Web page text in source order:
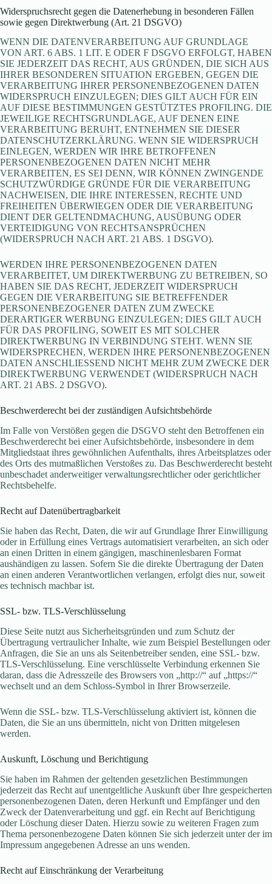
Widerspruchsrecht gegen die Datenerhebung in besonderen Fällen
sowie gegen Direktwerbung (Art. 21 DSGVO)
WENN DIE DATENVERARBEITUNG AUF GRUNDLAGE
VON ART. 6 ABS. 1 LIT. E ODER F DSGVO ERFOLGT, HABEN
SIE JEDERZEIT DAS RECHT, AUS GRÜNDEN, DIE SICH AUS
IHRER BESONDEREN SITUATION ERGEBEN, GEGEN DIE
VERARBEITUNG IHRER PERSONENBEZOGENEN DATEN
WIDERSPRUCH EINZULEGEN; DIES GILT AUCH FÜR EIN
AUF DIESE BESTIMMUNGEN GESTÜTZTES PROFILING. DIE
JEWEILIGE RECHTSGRUNDLAGE, AUF DENEN EINE
VERARBEITUNG BERUHT, ENTNEHMEN SIE DIESER
DATENSCHUTZERKLÄRUNG. WENN SIE WIDERSPRUCH
EINLEGEN, WERDEN WIR IHRE BETROFFENEN
PERSONENBEZOGENEN DATEN NICHT MEHR
VERARBEITEN, ES SEI DENN, WIR KÖNNEN ZWINGENDE
SCHUTZWÜRDIGE GRÜNDE FÜR DIE VERARBEITUNG
NACHWEISEN, DIE IHRE INTERESSEN, RECHTE UND
FREIHEITEN ÜBERWIEGEN ODER DIE VERARBEITUNG
DIENT DER GELTENDMACHUNG, AUSÜBUNG ODER
VERTEIDIGUNG VON RECHTSANSPRÜCHEN
(WIDERSPRUCH NACH ART. 21 ABS. 1 DSGVO).
WERDEN IHRE PERSONENBEZOGENEN DATEN
VERARBEITET, UM DIREKTWERBUNG ZU BETREIBEN, SO
HABEN SIE DAS RECHT, JEDERZEIT WIDERSPRUCH
GEGEN DIE VERARBEITUNG SIE BETREFFENDER
PERSONENBEZOGENER DATEN ZUM ZWECKE
DERARTIGER WERBUNG EINZULEGEN; DIES GILT AUCH
FÜR DAS PROFILING, SOWEIT ES MIT SOLCHER
DIREKTWERBUNG IN VERBINDUNG STEHT. WENN SIE
WIDERSPRECHEN, WERDEN IHRE PERSONENBEZOGENEN
DATEN ANSCHLIESSEND NICHT MEHR ZUM ZWECKE DER
DIREKTWERBUNG VERWENDET (WIDERSPRUCH NACH
ART. 21 ABS. 2 DSGVO).
Beschwerderecht bei der zuständigen Aufsichtsbehörde
Im Falle von Verstößen gegen die DSGVO steht den Betroffenen ein
Beschwerderecht bei einer Aufsichtsbehörde, insbesondere in dem
Mitgliedstaat ihres gewöhnlichen Aufenthalts, ihres Arbeitsplatzes oder
des Orts des mutmaßlichen Verstoßes zu. Das Beschwerderecht besteht
unbeschadet anderweitiger verwaltungsrechtlicher oder gerichtlicher
Rechtsbehelfe.
Recht auf Datenübertragbarkeit
Sie haben das Recht, Daten, die wir auf Grundlage Ihrer Einwilligung
oder in Erfüllung eines Vertrags automatisiert verarbeiten, an sich oder
an einen Dritten in einem gängigen, maschinenlesbaren Format
aushändigen zu lassen. Sofern Sie die direkte Übertragung der Daten
an einen anderen Verantwortlichen verlangen, erfolgt dies nur, soweit
es technisch machbar ist.
SSL- bzw. TLS-Verschlüsselung
Diese Seite nutzt aus Sicherheitsgründen und zum Schutz der
Übertragung vertraulicher Inhalte, wie zum Beispiel Bestellungen oder
Anfragen, die Sie an uns als Seitenbetreiber senden, eine SSL- bzw.
TLS-Verschlüsselung. Eine verschlüsselte Verbindung erkennen Sie
daran, dass die Adresszeile des Browsers von „http://“ auf „https://“
wechselt und an dem Schloss-Symbol in Ihrer Browserzeile.
Wenn die SSL- bzw. TLS-Verschlüsselung aktiviert ist, können die
Daten, die Sie an uns übermitteln, nicht von Dritten mitgelesen
werden.
Auskunft, Löschung und Berichtigung
Sie haben im Rahmen der geltenden gesetzlichen Bestimmungen
jederzeit das Recht auf unentgeltliche Auskunft über Ihre gespeicherten
personenbezogenen Daten, deren Herkunft und Empfänger und den
Zweck der Datenverarbeitung und ggf. ein Recht auf Berichtigung
oder Löschung dieser Daten. Hierzu sowie zu weiteren Fragen zum
Thema personenbezogene Daten können Sie sich jederzeit unter der im
Impressum angegebenen Adresse an uns wenden.
Recht auf Einschränkung der Verarbeitung